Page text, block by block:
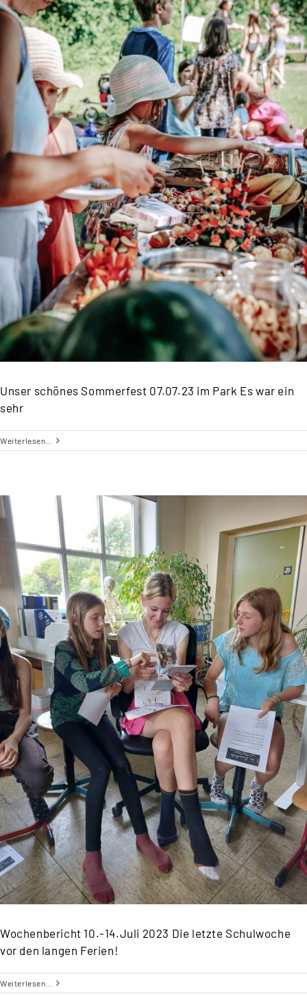
Unser schönes Sommerfest 07.07.23 im Park Es war ein
sehr
Weiterlesen…
Wochenbericht 10.-14.Juli 2023 Die letzte Schulwoche
vor den langen Ferien!
Weiterlesen…